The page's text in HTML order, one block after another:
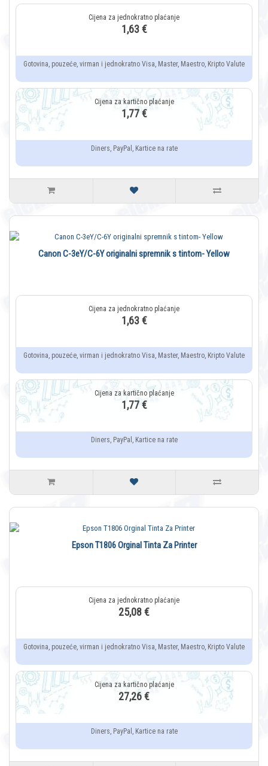
1,63 €
Gotovina, pouzeće, virman i jednokratno Visa, Master, Maestro, Kripto Valute
1,77 €
Diners, PayPal, Kartice na rate
Canon C-3eY/C-6Y originalni spremnik s tintom- Yellow
1,63 €
Gotovina, pouzeće, virman i jednokratno Visa, Master, Maestro, Kripto Valute
1,77 €
Diners, PayPal, Kartice na rate
Epson T1806 Orginal Tinta Za Printer
25,08 €
Gotovina, pouzeće, virman i jednokratno Visa, Master, Maestro, Kripto Valute
27,26 €
Diners, PayPal, Kartice na rate